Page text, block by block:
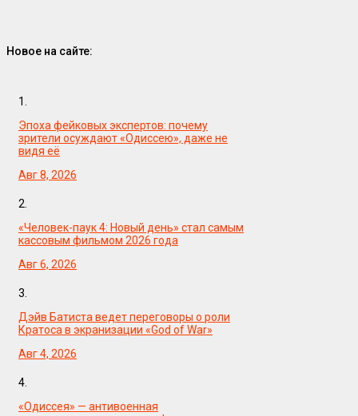
Новое на сайте:
1.
Эпоха фейковых экспертов: почему
зрители осуждают «Одиссею», даже не
видя её
Авг 8, 2026
2.
«Человек-паук 4: Новый день» стал самым
кассовым фильмом 2026 года
Авг 6, 2026
3.
Дэйв Батиста ведет переговоры о роли
Кратоса в экранизации «God of War»
Авг 4, 2026
4.
«Одиссея» — антивоенная